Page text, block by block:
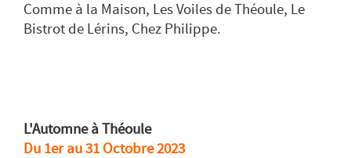
Comme à la Maison, Les Voiles de Théoule, Le
Bistrot de Lérins, Chez Philippe.
L'Automne à Théoule
Du 1er au 31 Octobre 2023